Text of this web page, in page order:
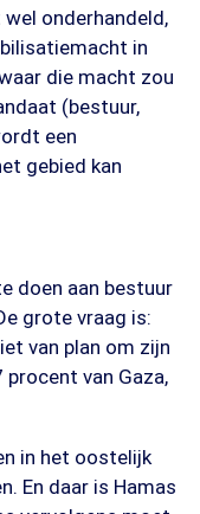
onderhandeld,
in
die macht zou
(bestuur,
een
gebied kan
doen aan bestuur
grote vraag is:
van plan om zijn
van Gaza,
in het oostelijk
En daar is Hamas